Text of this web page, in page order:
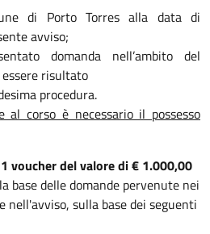
di Porto Torres alla data di
avviso;
domanda nell’ambito del
risultato
procedura.
al corso è necessario il possesso
voucher del valore di € 1.000,00
base delle domande pervenute nei
sulla base dei seguenti